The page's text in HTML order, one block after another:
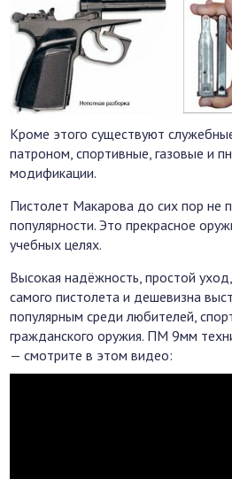
Кроме этого существуют
патроном, спортивные, газовые и
модификации.
Пистолет Макарова до сих пор не
популярности. Это прекрасное
учебных целях.
Высокая надёжность, простой
самого пистолета и дешевизна
популярным среди любителей,
гражданского оружия. ПМ 9мм
— смотрите в этом видео: